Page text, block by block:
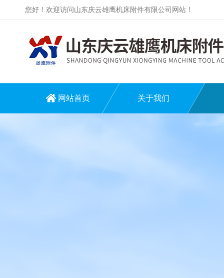
您好！欢迎访问山东庆云雄鹰机床附件有限公司网站！
网站首页 关于我们